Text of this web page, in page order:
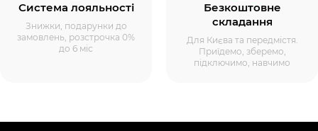
Система лояльності
Знижки, подарунки до
замовлень, розстрочка 0%
до 6 міс
Безкоштовне
складання
Для Києва та передмістя.
Приїдемо, зберемо,
підключимо, навчимо